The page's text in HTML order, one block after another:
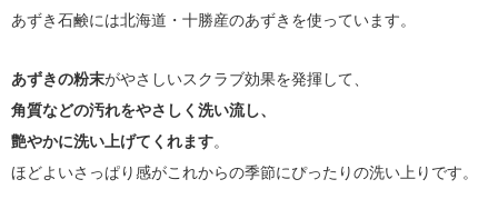
あずき石鹸には北海道・十勝産のあずきを使っています。
あずきの粉末がやさしいスクラブ効果を発揮して、
角質などの汚れをやさしく洗い流し、
艶やかに洗い上げてくれます。
ほどよいさっぱり感がこれからの季節にぴったりの洗い上りです。